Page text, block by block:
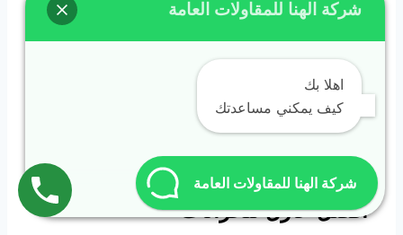
التنفيذ وشهادة ضمان العزل
تقديم توصيات للعميل حول
الإجراءات اللازمة للحفاظ على
كفاءة العزل وإطالة عمره
افضل عازل للخزانات
شركة الهنا للمقاولات العامة
اهلا بك
كيف يمكني مساعدتك
شركة الهنا للمقاولات العامة